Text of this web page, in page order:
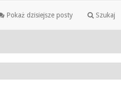
Pokaż dzisiejsze posty Szukaj